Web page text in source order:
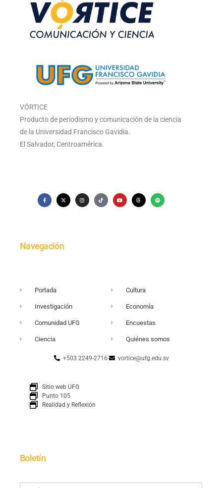
VÓRTICE
Producto de periodismo y comunicación de la ciencia
de la Universidad Francisco Gavidia.
El Salvador, Centroamérica.
Navegación
Portada
Investigación
Comunidad UFG
Ciencia
Cultura
Economía
Encuestas
Quiénes somos
+503 2249-2716 vortice@ufg.edu.sv
Sitio web UFG
Punto 105
Realidad y Reflexión
Boletín